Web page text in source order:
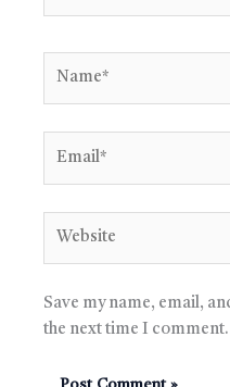
Save my name, email,
the next time I comment.